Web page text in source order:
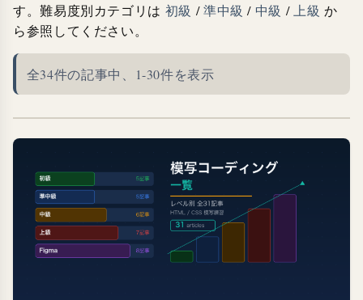
す。難易度別カテゴリは 初級 /準中級 / 中級 / 上級 か
ら参照してください。
全34件の記事中、1-30件を表示